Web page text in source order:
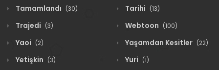
Tamamlandı (30) Tarihi (13)
Trajedi (3) Webtoon (100)
Yaoi (2) Yaşamdan Kesitler (22)
Yetişkin (3) Yuri (1)